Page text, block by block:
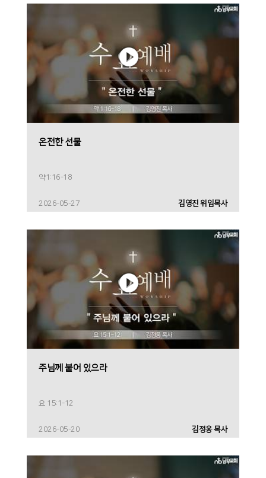
온전한 선물
약1:16-18
2026-05-27 김영진 위임목사
주님께 붙어 있으라
요 15:1-12
2026-05-20 김정웅 목사